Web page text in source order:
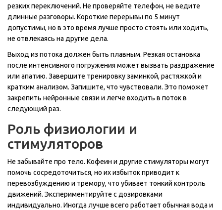
резких переключений. Не проверяйте телефон, не ведите
длинные разговоры. Короткие перерывы по 5 минут
допустимы, но в это время лучше просто стоять или ходить,
не отвлекаясь на другие дела.
Выход из потока должен быть плавным. Резкая остановка
после интенсивного погружения может вызвать раздражение
или апатию. Завершите тренировку заминкой, растяжкой и
кратким анализом. Запишите, что чувствовали. Это поможет
закрепить нейронные связи и легче входить в поток в
следующий раз.
Роль физиологии и
стимуляторов
Не забывайте про тело. Кофеин и другие стимуляторы могут
помочь сосредоточиться, но их избыток приводит к
перевозбуждению и тремору, что убивает тонкий контроль
движений. Экспериментируйте с дозировками
индивидуально. Иногда лучше всего работает обычная вода и